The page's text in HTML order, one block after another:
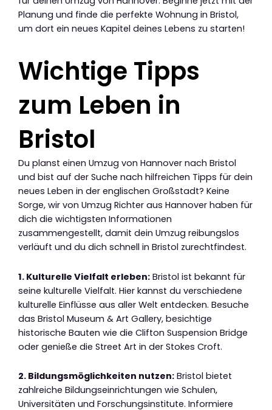
Planung und finde die perfekte Wohnung in Bristol,
um dort ein neues Kapitel deines Lebens zu starten!
Wichtige Tipps
zum Leben in
Bristol
Du planst einen Umzug von Hannover nach Bristol
und bist auf der Suche nach hilfreichen Tipps für dein
neues Leben in der englischen Großstadt? Keine
Sorge, wir von Umzug Richter aus Hannover haben für
dich die wichtigsten Informationen
zusammengestellt, damit dein Umzug reibungslos
verläuft und du dich schnell in Bristol zurechtfindest.
1. Kulturelle Vielfalt erleben: Bristol ist bekannt für
seine kulturelle Vielfalt. Hier kannst du verschiedene
kulturelle Einflüsse aus aller Welt entdecken. Besuche
das Bristol Museum & Art Gallery, besichtige
historische Bauten wie die Clifton Suspension Bridge
oder genieße die Street Art in der Stokes Croft.
2. Bildungsmöglichkeiten nutzen: Bristol bietet
zahlreiche Bildungseinrichtungen wie Schulen,
Universitäten und Forschungsinstitute. Informiere